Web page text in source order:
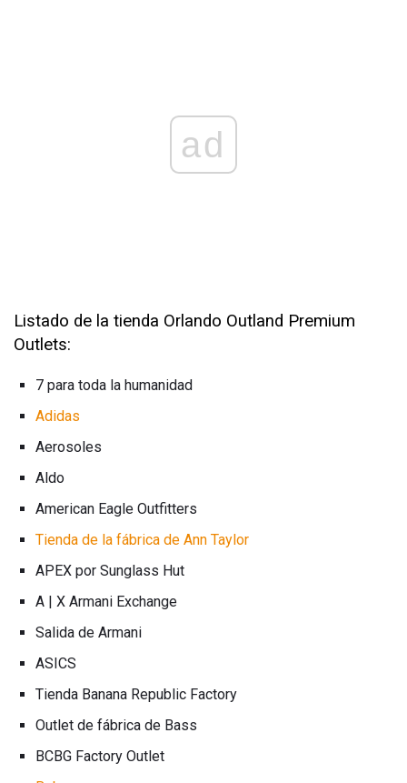
ad
Listado de la tienda Orlando Outland Premium
Outlets:
7 para toda la humanidad
Adidas
Aerosoles
Aldo
American Eagle Outfitters
Tienda de la fábrica de Ann Taylor
APEX por Sunglass Hut
A | X Armani Exchange
Salida de Armani
ASICS
Tienda Banana Republic Factory
Outlet de fábrica de Bass
BCBG Factory Outlet